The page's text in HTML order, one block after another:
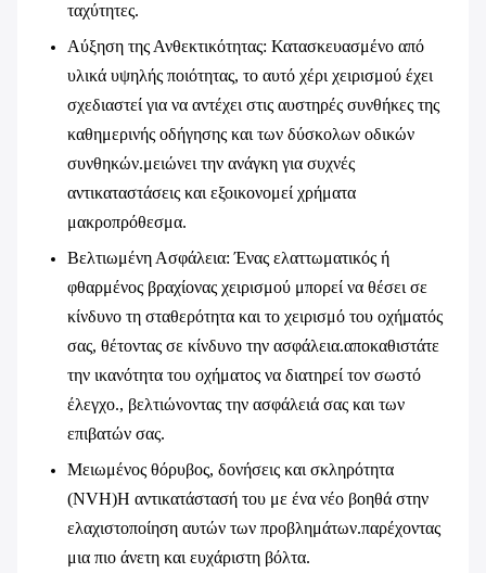
ταχύτητες.
Αύξηση της Ανθεκτικότητας: Κατασκευασμένο από
υλικά υψηλής ποιότητας, το αυτό χέρι χειρισμού έχει
σχεδιαστεί για να αντέχει στις αυστηρές συνθήκες της
καθημερινής οδήγησης και των δύσκολων οδικών
συνθηκών.μειώνει την ανάγκη για συχνές
αντικαταστάσεις και εξοικονομεί χρήματα
μακροπρόθεσμα.
Βελτιωμένη Ασφάλεια: Ένας ελαττωματικός ή
φθαρμένος βραχίονας χειρισμού μπορεί να θέσει σε
κίνδυνο τη σταθερότητα και το χειρισμό του οχήματός
σας, θέτοντας σε κίνδυνο την ασφάλεια.αποκαθιστάτε
την ικανότητα του οχήματος να διατηρεί τον σωστό
έλεγχο., βελτιώνοντας την ασφάλειά σας και των
επιβατών σας.
Μειωμένος θόρυβος, δονήσεις και σκληρότητα
(NVH)Η αντικατάστασή του με ένα νέο βοηθά στην
ελαχιστοποίηση αυτών των προβλημάτων.παρέχοντας
μια πιο άνετη και ευχάριστη βόλτα.